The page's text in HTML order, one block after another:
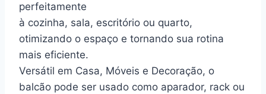
perfeitamente
à cozinha, sala, escritório ou quarto,
otimizando o espaço e tornando sua rotina
mais eficiente.
Versátil em Casa, Móveis e Decoração, o
balcão pode ser usado como aparador, rack ou